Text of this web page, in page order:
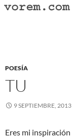
Saltar
POESÍA
TU
9 SEPTIEMBRE, 2013
Eres mi inspiración